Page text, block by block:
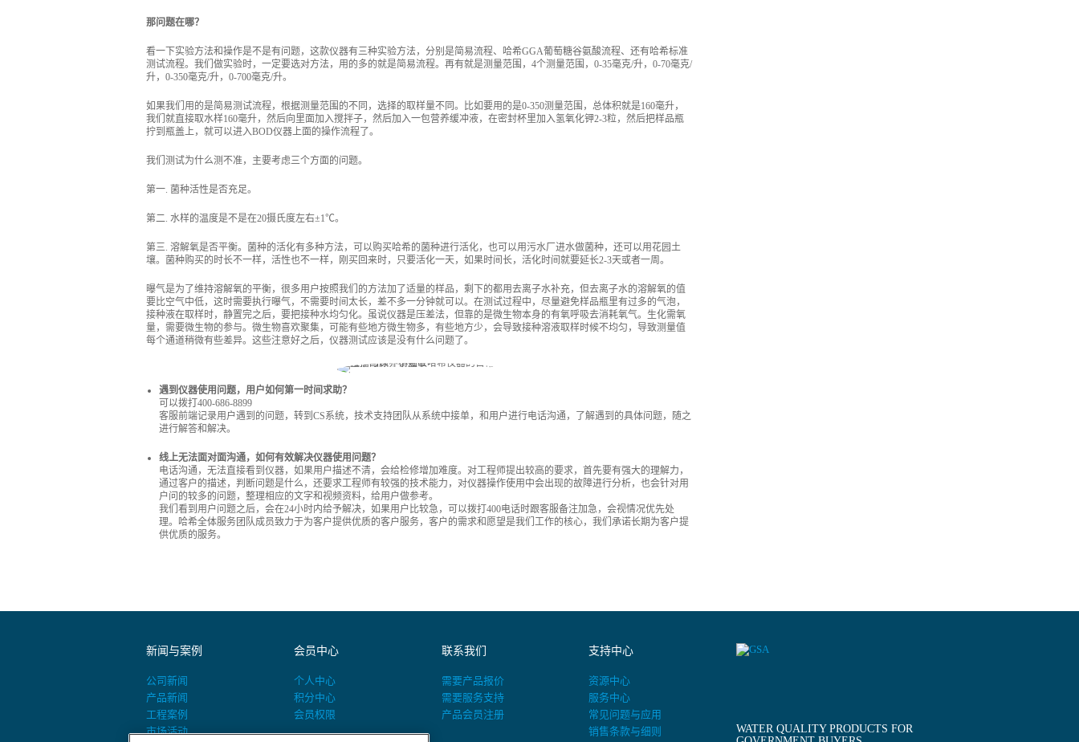
那问题在哪？
看一下实验方法和操作是不是有问题，这款仪器有三种实验方法，分别是简易流程、哈希GGA葡萄糖谷氨酸流程、还有哈希标准
测试流程。我们做实验时，一定要选对方法，用的多的就是简易流程。再有就是测量范围，4个测量范围，0-35毫克/升，0-70毫克/
升，0-350毫克/升，0-700毫克/升。
如果我们用的是简易测试流程，根据测量范围的不同，选择的取样量不同。比如要用的是0-350测量范围，总体积就是160毫升，
我们就直接取水样160毫升，然后向里面加入搅拌子，然后加入一包营养缓冲液，在密封杯里加入氢氧化钾2-3粒，然后把样品瓶
拧到瓶盖上，就可以进入BOD仪器上面的操作流程了。
我们测试为什么测不准，主要考虑三个方面的问题。
第一. 菌种活性是否充足。
第二. 水样的温度是不是在20摄氏度左右±1℃。
第三. 溶解氧是否平衡。菌种的活化有多种方法，可以购买哈希的菌种进行活化，也可以用污水厂进水做菌种，还可以用花园土
壤。菌种购买的时长不一样，活性也不一样，刚买回来时，只要活化一天，如果时间长，活化时间就要延长2-3天或者一周。
曝气是为了维持溶解氧的平衡，很多用户按照我们的方法加了适量的样品，剩下的都用去离子水补充，但去离子水的溶解氧的值
要比空气中低，这时需要执行曝气，不需要时间太长，差不多一分钟就可以。在测试过程中，尽量避免样品瓶里有过多的气泡，
接种液在取样时，静置完之后，要把接种水均匀化。虽说仪器是压差法，但靠的是微生物本身的有氧呼吸去消耗氧气。生化需氧
量，需要微生物的参与。微生物喜欢聚集，可能有些地方微生物多，有些地方少，会导致接种溶液取样时候不均匀，导致测量值
每个通道稍微有些差异。这些注意好之后，仪器测试应该是没有什么问题了。
遇到仪器使用问题，用户如何第一时间求助？
可以拨打400-686-8899
客服前端记录用户遇到的问题，转到CS系统，技术支持团队从系统中接单，和用户进行电话沟通，了解遇到的具体问题，随之
进行解答和解决。
线上无法面对面沟通，如何有效解决仪器使用问题？
电话沟通，无法直接看到仪器，如果用户描述不清，会给检修增加难度。对工程师提出较高的要求，首先要有强大的理解力，
通过客户的描述，判断问题是什么，还要求工程师有较强的技术能力，对仪器操作使用中会出现的故障进行分析，也会针对用
户问的较多的问题，整理相应的文字和视频资料，给用户做参考。
我们看到用户问题之后，会在24小时内给予解决，如果用户比较急，可以拨打400电话时跟客服备注加急，会视情况优先处
理。哈希全体服务团队成员致力于为客户提供优质的客户服务，客户的需求和愿望是我们工作的核心，我们承诺长期为客户提
供优质的服务。
新闻与案例
公司新闻
产品新闻
工程案例
市场活动
会员中心
个人中心
积分中心
会员权限
联系我们
需要产品报价
需要服务支持
产品会员注册
支持中心
资源中心
服务中心
常见问题与应用
销售条款与细则
WATER QUALITY PRODUCTS FOR